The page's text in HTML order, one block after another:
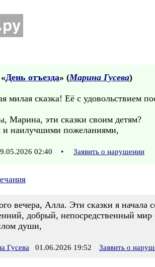
День отъезда» (Марина Гусева)
милая сказка! Её с удовольствием
Марина, эти сказки своим детям?
и наилучшими пожеланиями,
02:40 • Заявить о нарушении
вечера, Алла. Эти сказки я
добрый, непосредственный мир
души,
Гусева 01.06.2026 19:52 Заявить о